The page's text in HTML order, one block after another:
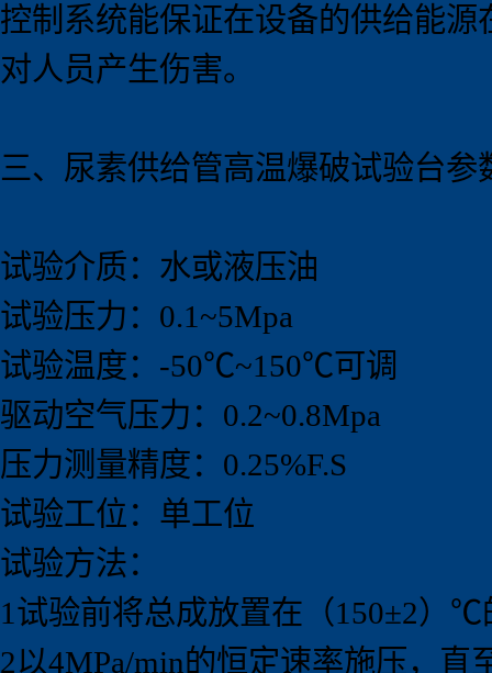
控制系统能保证在设备的供给能
对人员产生伤害。
三、尿素供给管高温爆破试验台参
试验介质：水或液压油
试验压力：0.1~5Mpa
试验温度：-50℃~150℃可调
驱动空气压力：0.2~0.8Mpa
压力测量精度：0.25%F.S
试验工位：单工位
试验方法：
1试验前将总成放置在（150±2）
2以4MPa/min的恒定速率施压，